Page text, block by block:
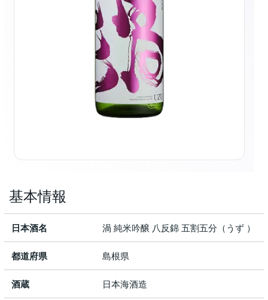
基本情報
日本酒名 渦 純米吟醸 八反錦 五割五分（うず ）
都道府県 島根県
酒蔵 日本海酒造